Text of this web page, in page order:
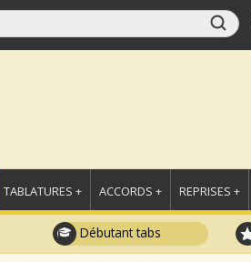
TABLATURES + ACCORDS + REPRISES +
Débutant tabs